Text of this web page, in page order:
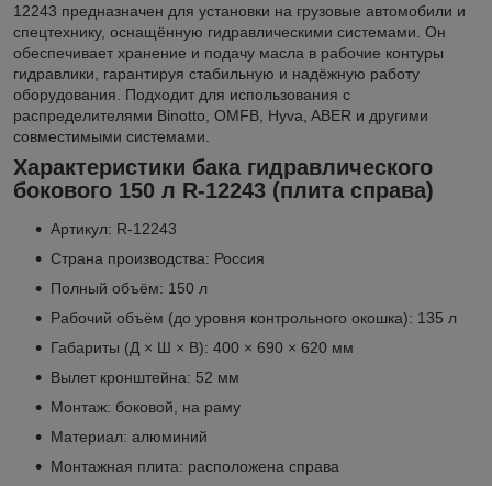
12243 предназначен для установки на грузовые автомобили и
спецтехнику, оснащённую гидравлическими системами. Он
обеспечивает хранение и подачу масла в рабочие контуры
гидравлики, гарантируя стабильную и надёжную работу
оборудования. Подходит для использования с
распределителями Binotto, OMFB, Hyva, ABER и другими
совместимыми системами.
Характеристики бака гидравлического
бокового 150 л R-12243 (плита справа)
Артикул: R-12243
Страна производства: Россия
Полный объём: 150 л
Рабочий объём (до уровня контрольного окошка): 135 л
Габариты (Д × Ш × В): 400 × 690 × 620 мм
Вылет кронштейна: 52 мм
Монтаж: боковой, на раму
Материал: алюминий
Монтажная плита: расположена справа